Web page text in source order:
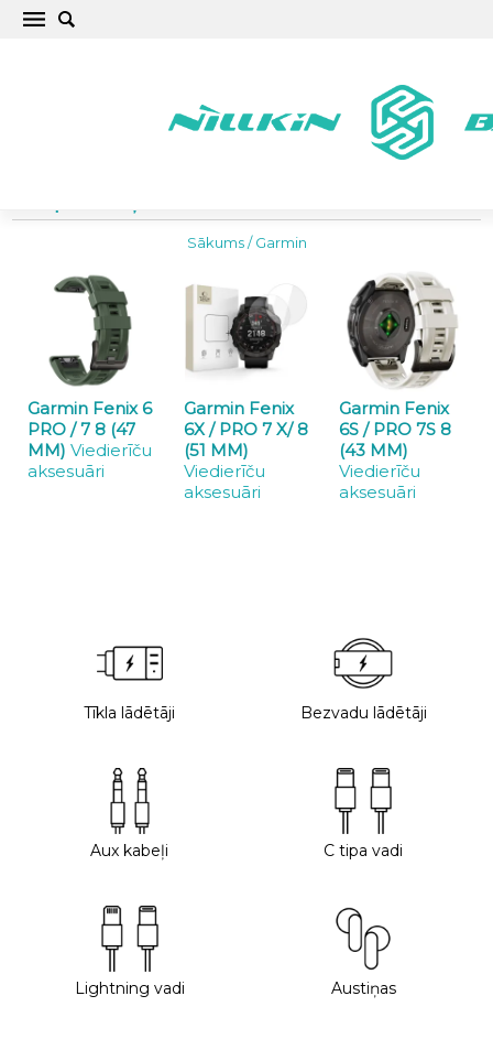
Sākums/Garmin
Garmin Fenix 6
PRO / 7 8 (47
MM) Viedierīču
aksesuāri
Garmin Fenix
6X / PRO 7 X/ 8
(51 MM)
Viedierīču
aksesuāri
Garmin Fenix
6S / PRO 7S 8
(43 MM)
Viedierīču
aksesuāri
Tīkla lādētāji Bezvadu lādētāji
Aux kabeļi C tipa vadi
Lightning vadi Austiņas